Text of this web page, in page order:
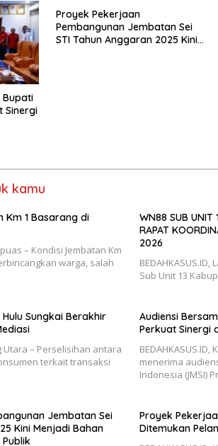
Bupati
Sinergi
Proyek Pekerjaan
Pembangunan Jembatan Sei
STI Tahun Anggaran 2025 Kini
kamu
Km 1 Basarang di
– Kondisi Jembatan Km
warga, salah
WN88 SUB UNIT
RAPAT
2026
BEDAHKASUS.ID,
Sub Unit 13
Sungkai Berakhir
Utara – Perselisihan antara
terkait transaksi
Audiensi
Perkuat Sinergi
menerima
Indonesia (JMSI)
Jembatan Sei
Kini Menjadi Bahan
Proyek
Ditemukan